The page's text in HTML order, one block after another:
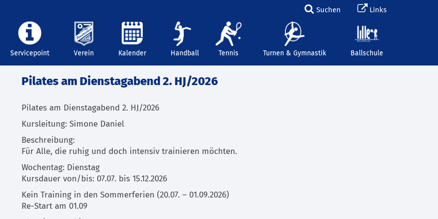
Suchen Links
Servicepoint Verein Kalender Handball Tennis Turnen & Gymnastik Ballschule
Pilates am Dienstagabend 2. HJ/2026
Pilates am Dienstagabend 2. HJ/2026
Kursleitung: Simone Daniel
Beschreibung:
Für Alle, die ruhig und doch intensiv trainieren möchten.
Wochentag: Dienstag
Kursdauer von/bis: 07.07. bis 15.12.2026
Kein Training in den Sommerferien (20.07. – 01.09.2026)
Re-Start am 01.09